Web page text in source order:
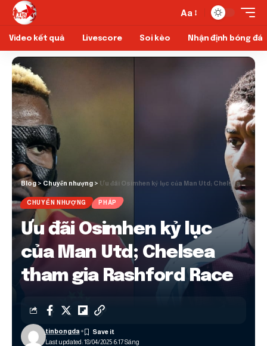
Aa
Video kết quả Livescore Soi kèo Nhận định bóng đá
Blog>Chuyển nhượng > Ưu đãi Osimhen kỷ lục của Man Utd; Chelsea tham gia Rashford Race
CHUYỂN NHƯỢNG PHÁP
Ưu đãi Osimhen kỷ lục
của Man Utd; Chelsea
tham gia Rashford Race
Last updated: 18/04/2025 6:17 Sáng
tinbongda